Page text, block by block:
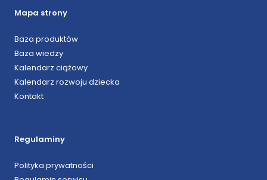
Mapa strony
Baza produktów
Baza wiedzy
Kalendarz ciążowy
Kalendarz rozwoju dziecka
Kontakt
Regulaminy
Polityka prywatności